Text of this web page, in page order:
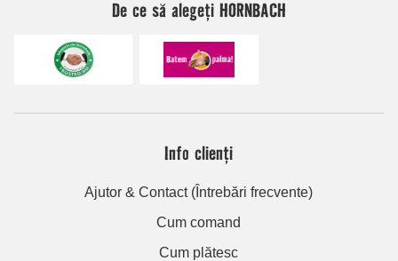
De ce să alegeți HORNBACH
Info clienți
Ajutor & Contact (Întrebări frecvente)
Cum comand
Cum plătesc